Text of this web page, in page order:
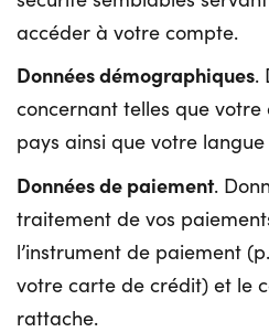
accéder à votre compte.
Données démographiques.
concernant telles que
pays ainsi que votre
Données de paiement.
traitement de vos
l’instrument de paiement
votre carte de crédit) et le
rattache.